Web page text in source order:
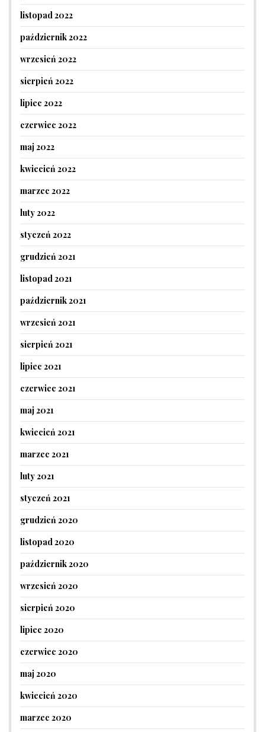
listopad 2022
październik 2022
wrzesień 2022
sierpień 2022
lipiec 2022
czerwiec 2022
maj 2022
kwiecień 2022
marzec 2022
luty 2022
styczeń 2022
grudzień 2021
listopad 2021
październik 2021
wrzesień 2021
sierpień 2021
lipiec 2021
czerwiec 2021
maj 2021
kwiecień 2021
marzec 2021
luty 2021
styczeń 2021
grudzień 2020
listopad 2020
październik 2020
wrzesień 2020
sierpień 2020
lipiec 2020
czerwiec 2020
maj 2020
kwiecień 2020
marzec 2020